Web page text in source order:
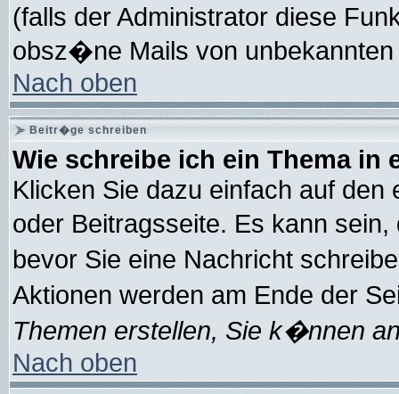
(falls der Administrator diese
obsz�ne Mails von
Nach oben
Beitr�ge schreiben
Wie schreibe ich ein Thema in
Klicken Sie dazu einfach auf
oder Beitragsseite. Es kann
bevor Sie eine Nachricht
Aktionen werden am Ende der
Themen erstellen, Sie k�nnen
Nach oben